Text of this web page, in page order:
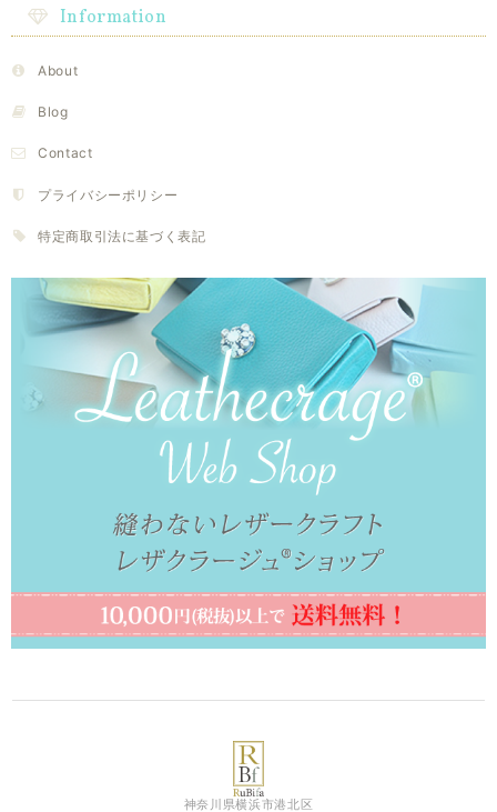
Information
About
Blog
Contact
プライバシーポリシー
特定商取引法に基づく表記
神奈川県横浜市港北区